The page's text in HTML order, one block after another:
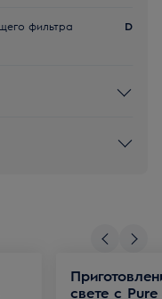
фильтра D
свете c